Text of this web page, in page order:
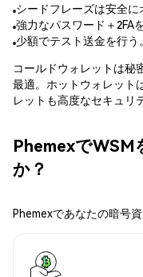
シードフレーズは安全に
強力なパスワード＋2FA
少額でテスト送金を行う。
コールドウォレットは秘
最適。ホットウォレット
レットも高度なセキュリ
Phemexで
か？
Phemexであなたの暗号